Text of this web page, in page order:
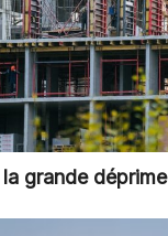
grande déprime